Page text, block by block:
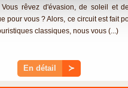
rêvez d'évasion, de soleil et
pour vous ? Alors, ce circuit est fait
classiques, nous vous (...)
En détail ≻